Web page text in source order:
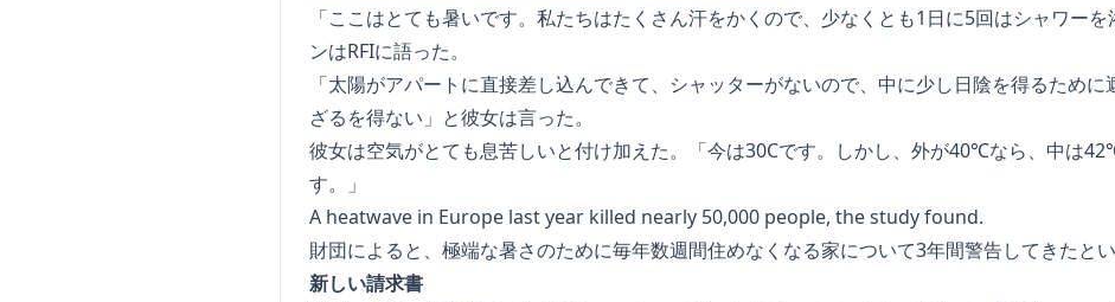
「ここはとても暑いです。私たちはたくさん汗をかくので、少なくとも1日に5回はシャワーを
ンはRFIに語った。
「太陽がアパートに直接差し込んできて、シャッターがないので、中に少し日陰を得るために
ざるを得ない」と彼女は言った。
彼女は空気がとても息苦しいと付け加えた。「今は30Cです。しかし、外が40℃なら、中は
す。」
A heatwave in Europe last year killed nearly 50,000 people, the study found.
財団によると、極端な暑さのために毎年数週間住めなくなる家について3年間警告してきたとい
新しい請求書